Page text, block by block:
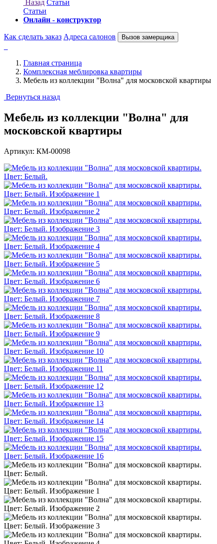
Онлайн - конструктор
Как сделать заказ Адреса салонов Вызов замерщика
Главная страница
Комплексная меблировка квартиры
Мебель из коллекции "Волна" для московской квартиры
Вернуться назад
Мебель из коллекции "Волна" для
московской квартиры
Артикул: КМ-00098